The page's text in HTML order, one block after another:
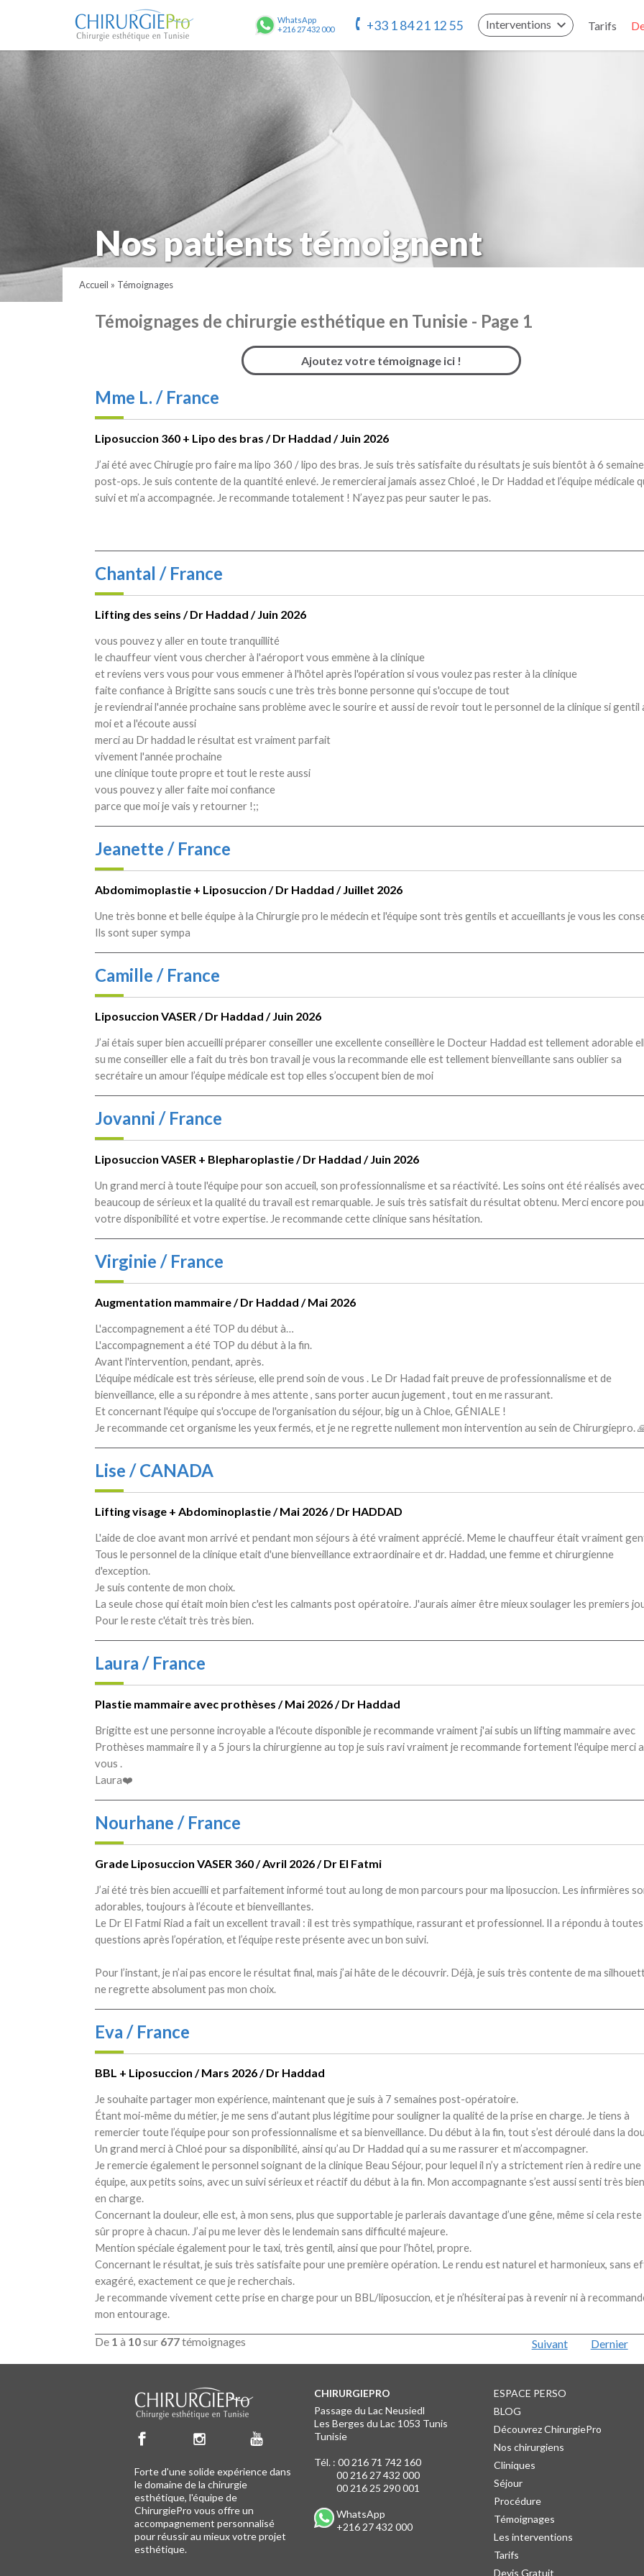
ChirurgiePro
WhatsApp
+216 27 432 000
+33 1 84 21 12 55 Interventions Tarifs
Nos patients témoignent
Accueil » Témoignages
Témoignages de chirurgie esthétique en Tunisie - Page 1
Ajoutez votre témoignage ici !
Mme L. / France
Liposuccion 360 + Lipo des bras / Dr Haddad / Juin 2026
J’ai été avec Chirugie pro faire ma lipo 360 / lipo des bras. Je suis très satisfaite du résultats je suis bientôt à 6
post-ops. Je suis contente de la quantité enlevé. Je remercierai jamais assez Chloé , le Dr Haddad et l’équipe médicale
suivi et m’a accompagnée. Je recommande totalement ! N’ayez pas peur sauter le pas.
Chantal / France
Lifting des seins / Dr Haddad / Juin 2026
vous pouvez y aller en toute tranquillité
le chauffeur vient vous chercher à l'aéroport vous emmène à la clinique
et reviens vers vous pour vous emmener à l'hôtel après l'opération si vous voulez pas rester à la clinique
faite confiance à Brigitte sans soucis c une très très bonne personne qui s'occupe de tout
je reviendrai l'année prochaine sans problème avec le sourire et aussi de revoir tout le personnel de la clinique si gentil
moi et a l'écoute aussi
merci au Dr haddad le résultat est vraiment parfait
vivement l'année prochaine
une clinique toute propre et tout le reste aussi
vous pouvez y aller faite moi confiance
parce que moi je vais y retourner !;;
Jeanette / France
Abdomimoplastie + Liposuccion / Dr Haddad / Juillet 2026
Une très bonne et belle équipe à la Chirurgie pro le médecin et l'équipe sont très gentils et accueillants je vous les
Ils sont super sympa
Camille / France
Liposuccion VASER / Dr Haddad / Juin 2026
J’ai étais super bien accueilli préparer conseiller une excellente conseillère le Docteur Haddad est tellement adorable
su me conseiller elle a fait du très bon travail je vous la recommande elle est tellement bienveillante sans oublier sa
secrétaire un amour l’équipe médicale est top elles s’occupent bien de moi
Jovanni / France
Liposuccion VASER + Blepharoplastie / Dr Haddad / Juin 2026
Un grand merci à toute l'équipe pour son accueil, son professionnalisme et sa réactivité. Les soins ont été réalisés avec
beaucoup de sérieux et la qualité du travail est remarquable. Je suis très satisfait du résultat obtenu. Merci encore
votre disponibilité et votre expertise. Je recommande cette clinique sans hésitation.
Virginie / France
Augmentation mammaire / Dr Haddad / Mai 2026
L'accompagnement a été TOP du début à…
L'accompagnement a été TOP du début à la fin.
Avant l'intervention, pendant, après.
L'équipe médicale est très sérieuse, elle prend soin de vous . Le Dr Hadad fait preuve de professionnalisme et de
bienveillance, elle a su répondre à mes attente , sans porter aucun jugement , tout en me rassurant.
Et concernant l'équipe qui s'occupe de l'organisation du séjour, big un à Chloe, GÉNIALE !
Je recommande cet organisme les yeux fermés, et je ne regrette nullement mon intervention au sein de Chirurgiepro.
Lise / CANADA
Lifting visage + Abdominoplastie / Mai 2026 / Dr HADDAD
L'aide de cloe avant mon arrivé et pendant mon séjours à été vraiment apprécié. Meme le chauffeur était vraiment
Tous le personnel de la clinique etait d'une bienveillance extraordinaire et dr. Haddad, une femme et chirurgienne
d'exception.
Je suis contente de mon choix.
La seule chose qui était moin bien c'est les calmants post opératoire. J'aurais aimer être mieux soulager les premiers
Pour le reste c'était très très bien.
Laura / France
Plastie mammaire avec prothèses / Mai 2026 / Dr Haddad
Brigitte est une personne incroyable a l'écoute disponible je recommande vraiment j'ai subis un lifting mammaire avec
Prothèses mammaire il y a 5 jours la chirurgienne au top je suis ravi vraiment je recommande fortement l'équipe merci a
vous .
Laura❤️
Nourhane / France
Grade Liposuccion VASER 360 / Avril 2026 / Dr El Fatmi
J’ai été très bien accueilli et parfaitement informé tout au long de mon parcours pour ma liposuccion. Les infirmières
adorables, toujours à l’écoute et bienveillantes.
Le Dr El Fatmi Riad a fait un excellent travail : il est très sympathique, rassurant et professionnel. Il a répondu à toutes
questions après l’opération, et l’équipe reste présente avec un bon suivi.
Pour l’instant, je n’ai pas encore le résultat final, mais j’ai hâte de le découvrir. Déjà, je suis très contente de ma
ne regrette absolument pas mon choix.
Eva / France
BBL + Liposuccion / Mars 2026 / Dr Haddad
Je souhaite partager mon expérience, maintenant que je suis à 7 semaines post-opératoire.
Étant moi-même du métier, je me sens d’autant plus légitime pour souligner la qualité de la prise en charge. Je tiens à
remercier toute l’équipe pour son professionnalisme et sa bienveillance. Du début à la fin, tout s’est déroulé dans la
Un grand merci à Chloé pour sa disponibilité, ainsi qu’au Dr Haddad qui a su me rassurer et m’accompagner.
Je remercie également le personnel soignant de la clinique Beau Séjour, pour lequel il n’y a strictement rien à redire une
équipe, aux petits soins, avec un suivi sérieux et réactif du début à la fin. Mon accompagnante s’est aussi senti très
en charge.
Concernant la douleur, elle est, à mon sens, plus que supportable je parlerais davantage d’une gêne, même si cela reste
sûr propre à chacun. J’ai pu me lever dès le lendemain sans difficulté majeure.
Mention spéciale également pour le taxi, très gentil, ainsi que pour l’hôtel, propre.
Concernant le résultat, je suis très satisfaite pour une première opération. Le rendu est naturel et harmonieux, sans
exagéré, exactement ce que je recherchais.
Je recommande vivement cette prise en charge pour un BBL/liposuccion, et je n’hésiterai pas à revenir ni à
mon entourage.
De 1 à 10sur 677témoignages Suivant Dernier
Forte d'une solide expérience dans
le domaine de la chirurgie
esthétique, l'équipe de
ChirurgiePro vous offre un
accompagnement personnalisé
pour réussir au mieux votre projet
esthétique.
CHIRURGIEPRO
CHIRURGIEPRO
Passage du Lac Neusiedl
Les Berges du Lac 1053 Tunis
Tunisie
Tél. : 00 216 71 742 160
00 216 27 432 000
00 216 25 290 001
WhatsApp
+216 27 432 000
ESPACE PERSO
BLOG
Découvrez ChirurgiePro
Nos chirurgiens
Cliniques
Séjour
Procédure
Témoignages
Les interventions
Tarifs
Devis Gratuit